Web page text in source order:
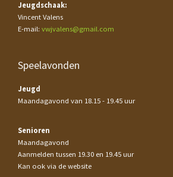
Jeugdschaak:
Vincent Valens
E-mail: vwjvalens@gmail.com
Speelavonden
Jeugd
Maandagavond van 18.15 - 19.45 uur
Senioren
Maandagavond
Aanmelden tussen 19.30 en 19.45 uur
Kan ook via de website